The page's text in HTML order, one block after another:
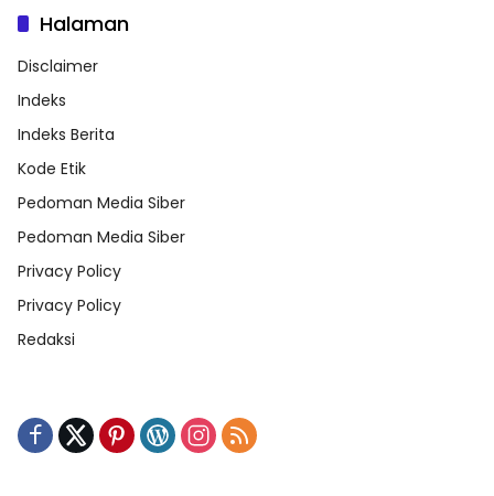
Halaman
Disclaimer
Indeks
Indeks Berita
Kode Etik
Pedoman Media Siber
Pedoman Media Siber
Privacy Policy
Privacy Policy
Redaksi